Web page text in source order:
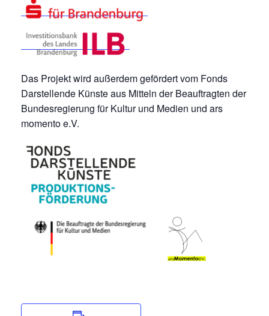
Das Projekt wird außerdem gefördert vom Fonds
Darstellende Künste aus Mitteln der Beauftragten der
Bundesregierung für Kultur und Medien und ars
momento e.V.